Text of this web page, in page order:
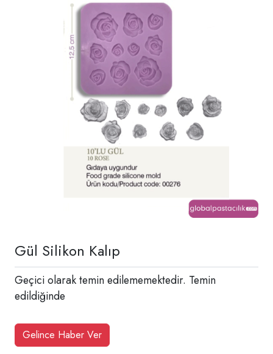
Gül Silikon Kalıp
Geçici olarak temin edilememektedir. Temin
edildiğinde
Gelince Haber Ver